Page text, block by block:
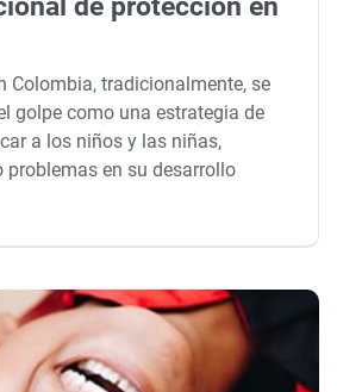
de protección en
Colombia, tradicionalmente, se
golpe como una estrategia de
a los niños y las niñas,
problemas en su desarrollo